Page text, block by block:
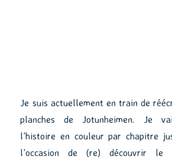
Je suis actuellement en train de
planches de Jotunheimen. Je
l’histoire en couleur par chapitre
l’occasion de (re) découvrir